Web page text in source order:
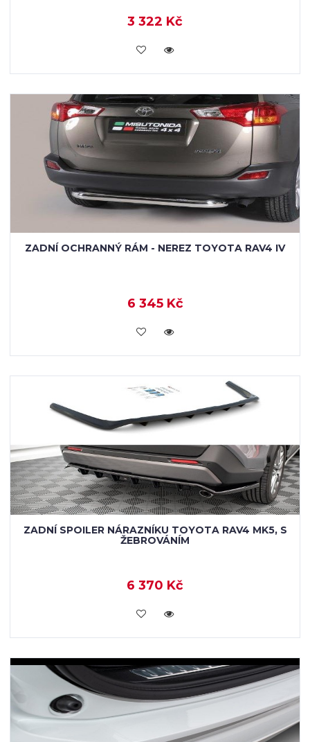
3 322 Kč
KOUPIT
ZADNÍ OCHRANNÝ RÁM - NEREZ TOYOTA RAV4 IV
6 345 Kč
KOUPIT
ZADNÍ SPOILER NÁRAZNÍKU TOYOTA RAV4 MK5, S
ŽEBROVÁNÍM
6 370 Kč
KOUPIT